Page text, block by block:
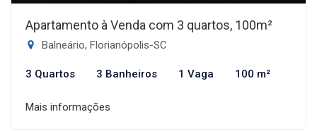
Apartamento à Venda com 3 quartos, 100m²
Balneário, Florianópolis-SC
3 Quartos 3 Banheiros 1 Vaga 100 m²
Mais informações